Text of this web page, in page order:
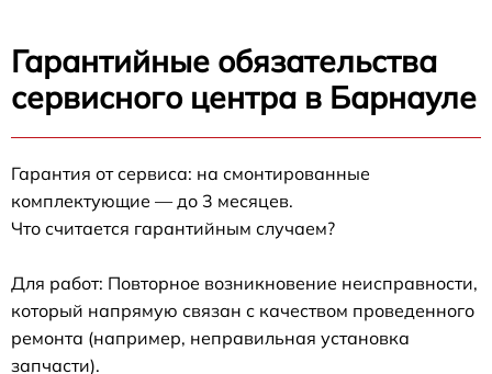
Гарантийные обязательства
сервисного центра в Барнауле
Гарантия от сервиса: на смонтированные
комплектующие — до 3 месяцев.
Что считается гарантийным случаем?
Для работ: Повторное возникновение неисправности,
который напрямую связан с качеством проведенного
ремонта (например, неправильная установка
запчасти).